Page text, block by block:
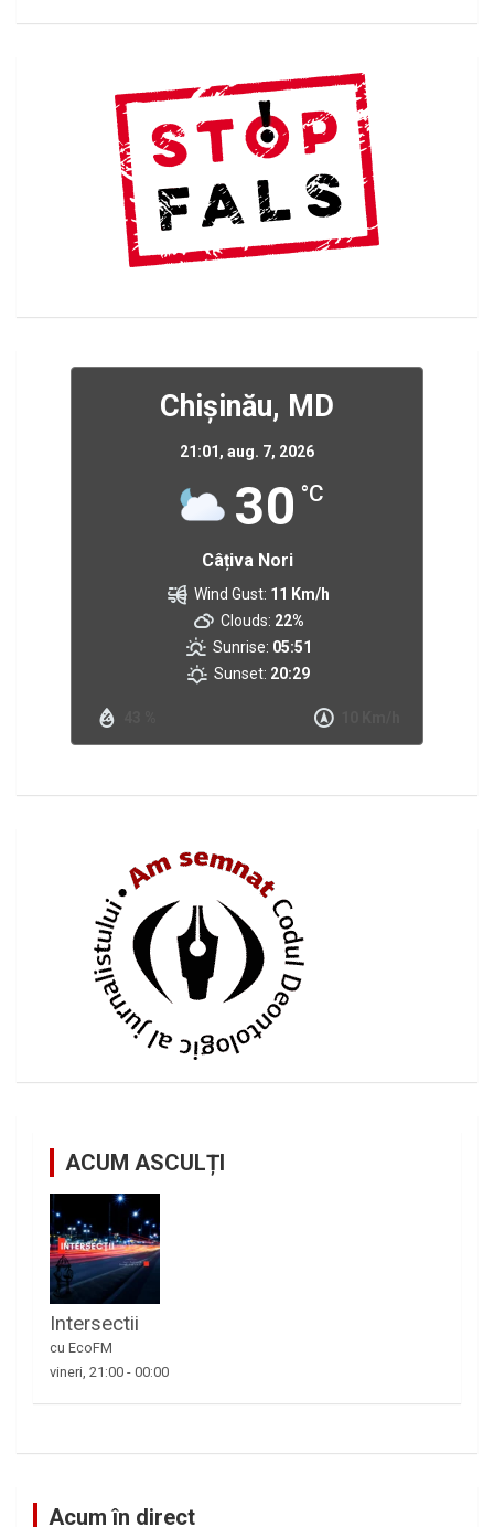
Chișinău, MD
21:01, aug. 7, 2026
30 °C
Câțiva Nori
Wind Gust: 11 Km/h
Clouds: 22%
Sunrise: 05:51
Sunset: 20:29
ACUM ASCULȚI
Intersectii
cu EcoFM
vineri, 21:00 - 00:00
Acum în direct